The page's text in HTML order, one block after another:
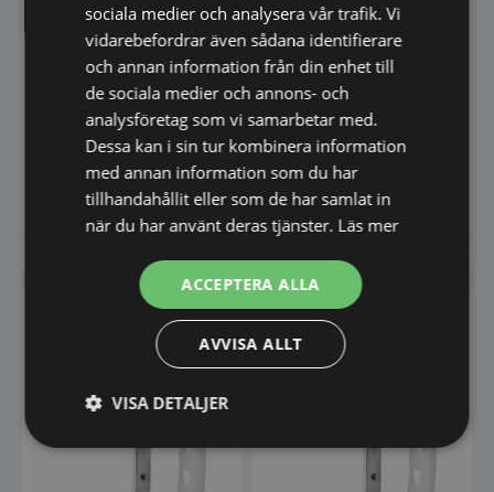
vingvisp nr 14, rostfritt
30.293,00 SEK
Varimixer 100/40 l visp
med 1 mm tjockare trådar
6.563,00 SEK
sociala medier och analysera vår trafik. Vi
vidarebefordrar även sådana identifierare
och annan information från din enhet till
de sociala medier och annons- och
analysföretag som vi samarbetar med.
Dessa kan i sin tur kombinera information
med annan information som du har
tillhandahållit eller som de har samlat in
när du har använt deras tjänster. Läs mer
ACCEPTERA ALLA
AVVISA ALLT
VISA DETALJER
Strikt
nödvändigt
Prestanda Inriktning